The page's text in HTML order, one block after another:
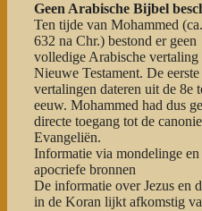
Geen Arabische Bijbel
Ten tijde van Mohammed
632 na Chr.) bestond er geen
volledige Arabische vertaling
Nieuwe Testament. De eerste
vertalingen dateren uit de 8e
eeuw. Mohammed had dus
directe toegang tot de
Evangeliën.
Informatie via mondelinge en
apocriefe bronnen
De informatie over Jezus en
in de Koran lijkt afkomstig